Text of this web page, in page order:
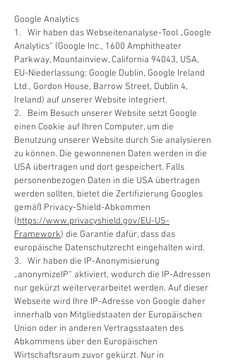
Google Analytics
1. Wir haben das Webseitenanalyse-Tool „Google
Analytics“ (Google Inc., 1600 Amphitheater
Parkway, Mountainview, California 94043, USA,
EU-Niederlassung: Google Dublin, Google Ireland
Ltd., Gordon House, Barrow Street, Dublin 4,
Ireland) auf unserer Website integriert.
2. Beim Besuch unserer Website setzt Google
einen Cookie auf Ihren Computer, um die
Benutzung unserer Website durch Sie analysieren
zu können. Die gewonnenen Daten werden in die
USA übertragen und dort gespeichert. Falls
personenbezogen Daten in die USA übertragen
werden sollten, bietet die Zertifizierung Googles
gemäß Privacy-Shield-Abkommen
(https://www.privacyshield.gov/EU-US-
Framework) die Garantie dafür, dass das
europäische Datenschutzrecht eingehalten wird.
3. Wir haben die IP-Anonymisierung
„anonymizeIP“ aktiviert, wodurch die IP-Adressen
nur gekürzt weiterverarbeitet werden. Auf dieser
Webseite wird Ihre IP-Adresse von Google daher
innerhalb von Mitgliedstaaten der Europäischen
Union oder in anderen Vertragsstaaten des
Abkommens über den Europäischen
Wirtschaftsraum zuvor gekürzt. Nur in